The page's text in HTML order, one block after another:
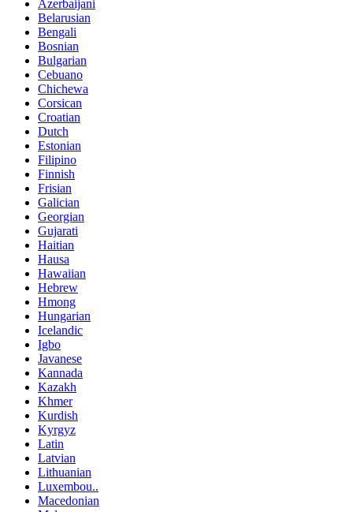
Azerbaijani
Belarusian
Bengali
Bosnian
Bulgarian
Cebuano
Chichewa
Corsican
Croatian
Dutch
Estonian
Filipino
Finnish
Frisian
Galician
Georgian
Gujarati
Haitian
Hausa
Hawaiian
Hebrew
Hmong
Hungarian
Icelandic
Igbo
Javanese
Kannada
Kazakh
Khmer
Kurdish
Kyrgyz
Latin
Latvian
Lithuanian
Luxembou..
Macedonian